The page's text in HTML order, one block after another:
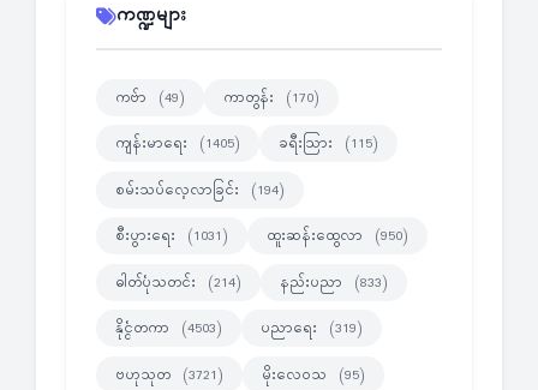
ကဏ္ဍများ
ကဗ်ာ (49) ကာတွန်း (170)
ကျန်းမာရေး (1405) ခရီးသြား (115)
စမ်းသပ်လေ့လာခြင်း (194)
စီးပွားရေး (1031) ထူးဆန်းထွေလာ (950)
ဓါတ်ပုံသတင်း (214) နည်းပညာ (833)
နိုင္ငံတကာ (4503) ပညာရေး (319)
ဗဟုသုတ (3721) မိုးလေဝသ (95)